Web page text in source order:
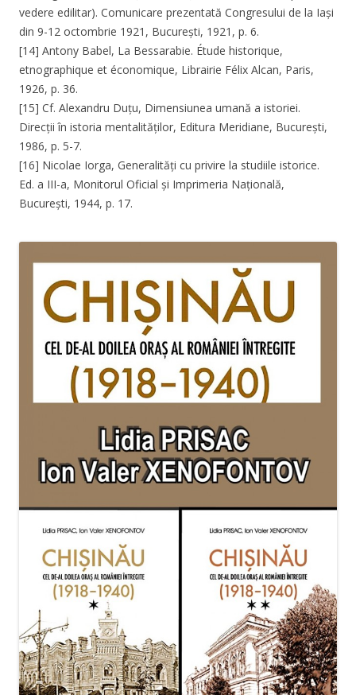
vedere edilitar). Comunicare prezentată Congresului de la Iași
din 9-12 octombrie 1921, București, 1921, p. 6.
[14] Antony Babel, La Bessarabie. Étude historique,
etnographique et économique, Librairie Félix Alcan, Paris,
1926, p. 36.
[15] Cf. Alexandru Duțu, Dimensiunea umană a istoriei.
Direcții în istoria mentalităților, Editura Meridiane, București,
1986, p. 5-7.
[16] Nicolae Iorga, Generalități cu privire la studiile istorice.
Ed. a III-a, Monitorul Oficial și Imprimeria Națională,
București, 1944, p. 17.